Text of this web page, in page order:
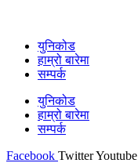
युनिकोड
हाम्रो बारेमा
सम्पर्क
युनिकोड
हाम्रो बारेमा
सम्पर्क
Facebook TwitterYoutube